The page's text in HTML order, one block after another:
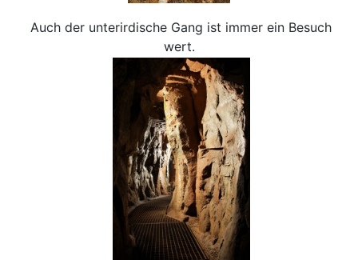
Auch der unterirdische Gang ist immer ein Besuch
wert.